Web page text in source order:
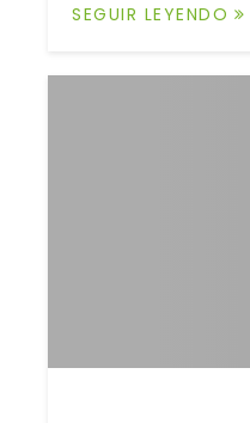
SEGUIR LEYENDO